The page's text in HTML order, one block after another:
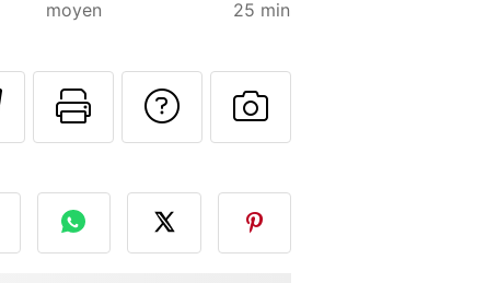
moyen 25 min
Envoyer cette recette à un
Imprimer cette page
Poser une
Publier votre